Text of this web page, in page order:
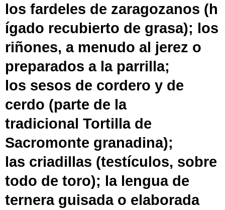
los fardeles de zaragozanos (h
ígado recubierto de grasa); los
riñones, a menudo al jerez o
preparados a la parrilla;
los sesos de cordero y de
cerdo (parte de la
tradicional Tortilla de
Sacromonte granadina);
las criadillas (testículos, sobre
todo de toro); la lengua de
ternera guisada o elaborada